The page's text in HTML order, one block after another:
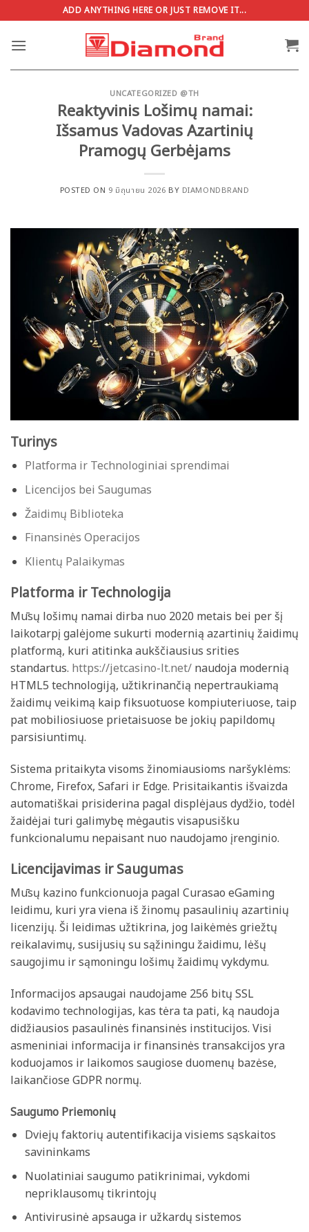
ไป
ADD ANYTHING HERE OR JUST REMOVE IT...
UNCATEGORIZED @TH
Reaktyvinis Lošimų namai:
Išsamus Vadovas Azartinių
Pramogų Gerbėjams
POSTED ON 9 มิถุนายน 2026 BY DIAMONDBRAND
Turinys
Platforma ir Technologiniai sprendimai
Licencijos bei Saugumas
Žaidimų Biblioteka
Finansinės Operacijos
Klientų Palaikymas
Platforma ir Technologija
Mūsų lošimų namai dirba nuo 2020 metais bei per šį
laikotarpį galėjome sukurti modernią azartinių žaidimų
platformą, kuri atitinka aukščiausius srities
standartus. https://jetcasino-lt.net/ naudoja modernią
HTML5 technologiją, užtikrinančią nepertraukiamą
žaidimų veikimą kaip fiksuotuose kompiuteriuose, taip
pat mobiliosiuose prietaisuose be jokių papildomų
parsisiuntimų.
Sistema pritaikyta visoms žinomiausioms naršyklėms:
Chrome, Firefox, Safari ir Edge. Prisitaikantis išvaizda
automatiškai prisiderina pagal displėjaus dydžio, todėl
žaidėjai turi galimybę mėgautis visapusišku
funkcionalumu nepaisant nuo naudojamo įrenginio.
Licencijavimas ir Saugumas
Mūsų kazino funkcionuoja pagal Curasao eGaming
leidimu, kuri yra viena iš žinomų pasaulinių azartinių
licenzijų. Ši leidimas užtikrina, jog laikėmės griežtų
reikalavimų, susijusių su sąžiningu žaidimu, lėšų
saugojimu ir sąmoningu lošimų žaidimų vykdymu.
Informacijos apsaugai naudojame 256 bitų SSL
kodavimo technologijas, kas tėra ta pati, ką naudoja
didžiausios pasaulinės finansinės institucijos. Visi
asmeniniai informacija ir finansinės transakcijos yra
koduojamos ir laikomos saugiose duomenų bazėse,
laikančiose GDPR normų.
Saugumo Priemonių
Dviejų faktorių autentifikacija visiems sąskaitos
savininkams
Nuolatiniai saugumo patikrinimai, vykdomi
nepriklausomų tikrintojų
Antivirusinė apsauga ir užkardų sistemos